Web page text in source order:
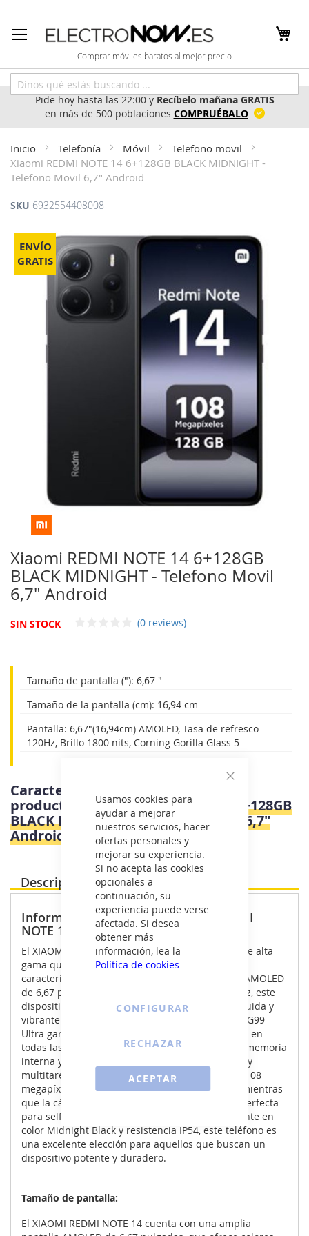
Usamos cookies para
ayudar a mejorar
nuestros servicios, hacer
ofertas personales y
mejorar su experiencia.
Si no acepta las cookies
opcionales a
continuación, su
experiencia puede verse
afectada. Si desea
obtener más
información, lea la
Política de cookies
ACEPTAR
CONFIGURAR
RECHAZAR
al
contenido
Comprar móviles baratos al mejor precio
Pide hoy hasta las 22:00 yRecíbelo mañana GRATIS
en más de 500 poblaciones COMPRUÉBALO
Inicio Telefonía Móvil
Telefono movil
Xiaomi REDMI NOTE 14 6+128GB BLACK MIDNIGHT -
Telefono Movil 6,7" Android
Xiaomi REDMI NOTE 14 6+128GB
BLACK MIDNIGHT - Telefono Movil
6,7" Android
SIN STOCK (0 reviews)
Tamaño de pantalla ("): 6,67 "
Tamaño de la pantalla (cm): 16,94 cm
Pantalla: 6,67"(16,94cm) AMOLED, Tasa de refresco
120Hz, Brillo 1800 nits, Corning Gorilla Glass 5
ENVÍO
GRATIS
SKU 6932554408008
Saltar
final
de
Saltar
de
la
galería
de
Características e información del
producto
Xiaomi REDMI NOTE 14 6+128GB
BLACK MIDNIGHT - Telefono Movil 6,7"
Android
Descripción Producto
Información destacada: XIAOMI REDMI
NOTE 14 6+128GB BLACK MIDNIGHT
El XIAOMI REDMI NOTE 14 es un teléfono móvil de alta
gama que ofrece un rendimiento excepcional y
características impresionantes. Con su pantalla AMOLED
de 6,67 pulgadas y una tasa de refresco de 120Hz, este
dispositivo proporciona una experiencia visual fluida y
vibrante. Su potente procesador MediaTek Helio G99-
Ultra garantiza un rendimiento rápido y eficiente en
todas las tareas. Además, cuenta con 128 GB de memoria
interna y 6 GB de RAM para un almacenamiento y
multitarea sin problemas. La cámara trasera de 108
megapíxeles captura fotos detalladas y nítidas, mientras
que la cámara delantera de 20 megapíxeles es perfecta
para selfies de alta calidad. Con su diseño elegante en
color Midnight Black y resistencia IP54, este teléfono es
una excelente elección para aquellos que buscan un
dispositivo potente y duradero.
Tamaño de pantalla:
El XIAOMI REDMI NOTE 14 cuenta con una amplia